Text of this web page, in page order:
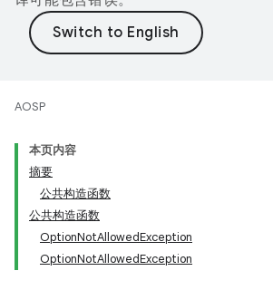
AOSP
本页内容
摘要
公共构造函数
公共构造函数
OptionNotAllowedException
OptionNotAllowedException